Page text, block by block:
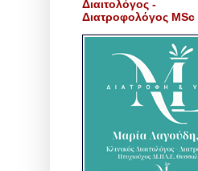
Διαιτολόγος -
Διατροφολόγος MSc